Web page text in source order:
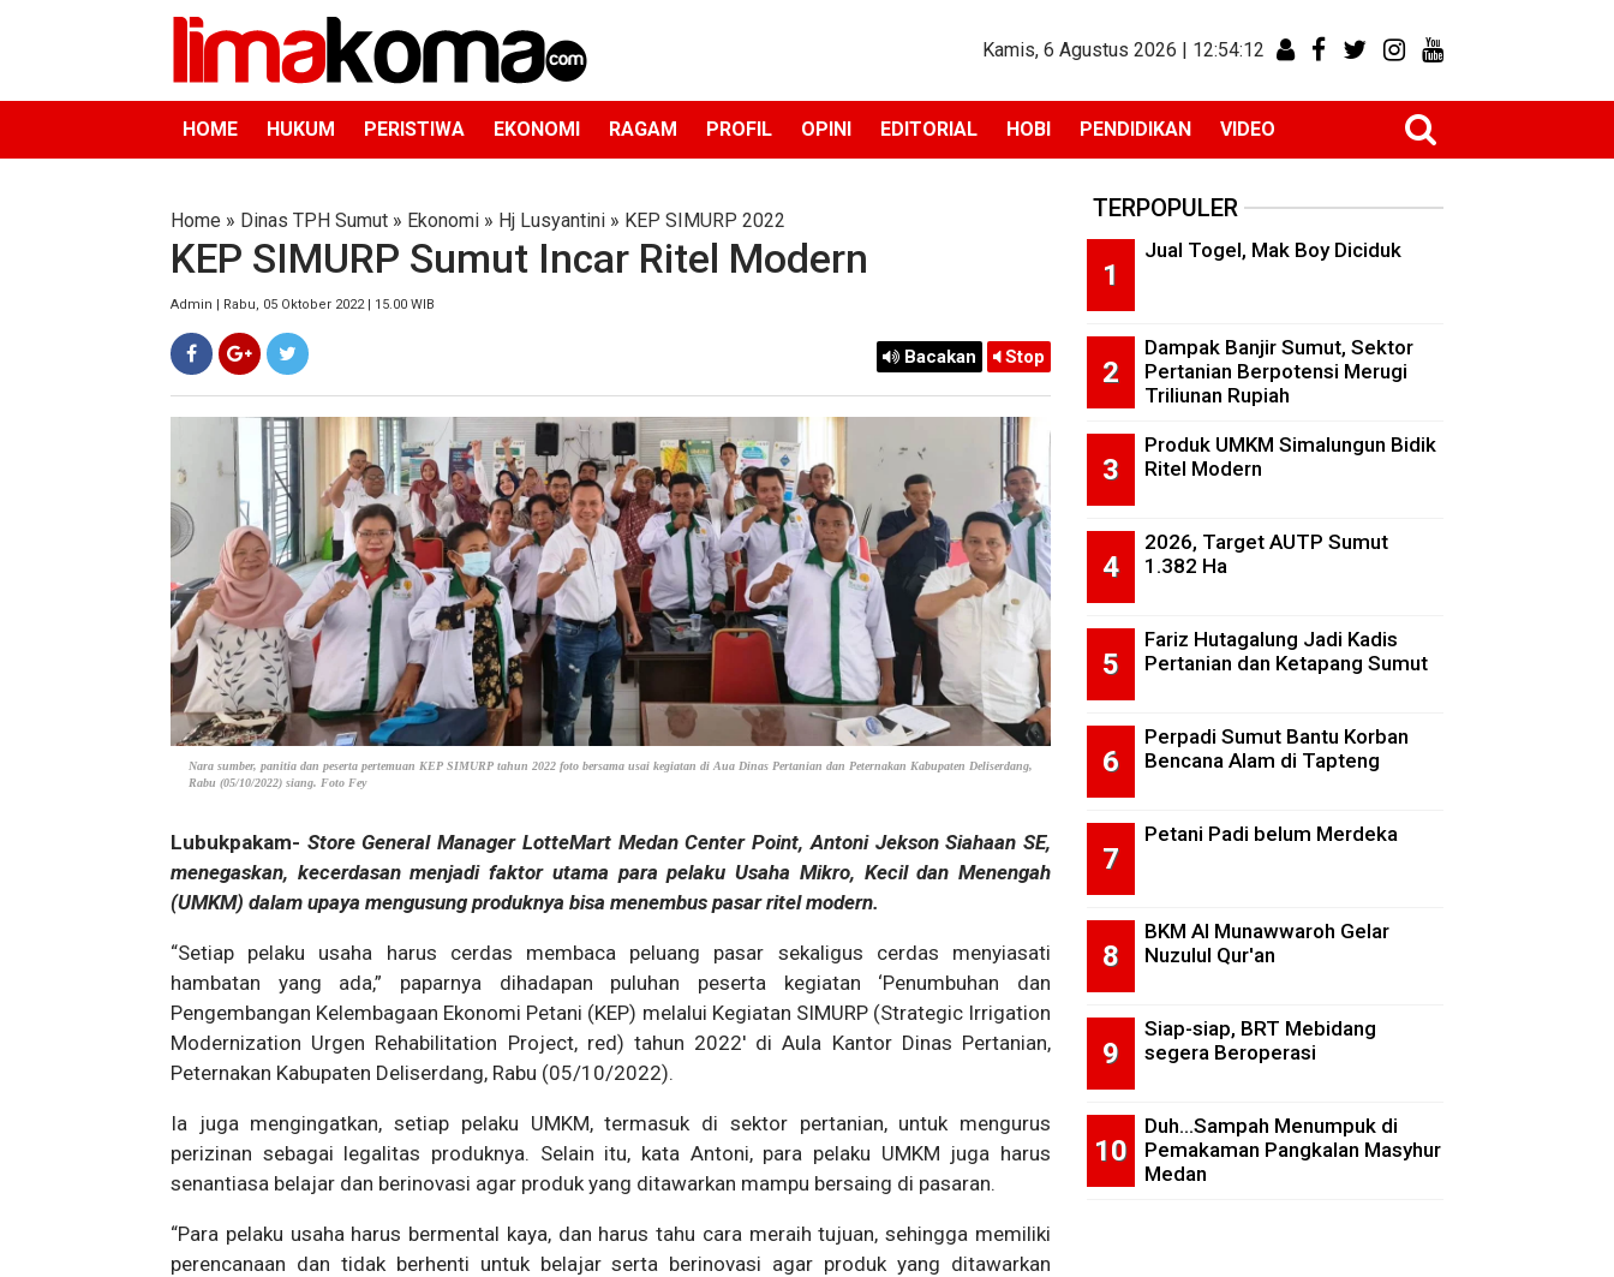
Kamis, 6 Agustus 2026 | 12:54:13
HOME HUKUM PERISTIWA EKONOMI RAGAM PROFIL OPINI EDITORIAL HOBI PENDIDIKAN VIDEO
Home » Dinas TPH Sumut » Ekonomi » Hj Lusyantini » KEP SIMURP 2022
KEP SIMURP Sumut Incar Ritel Modern
Admin | Rabu, 05 Oktober 2022 | 15.00 WIB
Bacakan Stop
Nara sumber, panitia dan peserta pertemuan KEP SIMURP tahun 2022 foto bersama usai kegiatan di Aua Dinas Pertanian dan Peternakan Kabupaten Deliserdang,
Rabu (05/10/2022) siang. Foto Fey
Lubukpakam- Store General Manager LotteMart Medan Center Point, Antoni Jekson Siahaan SE,
menegaskan, kecerdasan menjadi faktor utama para pelaku Usaha Mikro, Kecil dan Menengah
(UMKM) dalam upaya mengusung produknya bisa menembus pasar ritel modern.
“Setiap pelaku usaha harus cerdas membaca peluang pasar sekaligus cerdas menyiasati
hambatan yang ada,” paparnya dihadapan puluhan peserta kegiatan ‘Penumbuhan dan
Pengembangan Kelembagaan Ekonomi Petani (KEP) melalui Kegiatan SIMURP (Strategic Irrigation
Modernization Urgen Rehabilitation Project, red) tahun 2022' di Aula Kantor Dinas Pertanian,
Peternakan Kabupaten Deliserdang, Rabu (05/10/2022).
Ia juga mengingatkan, setiap pelaku UMKM, termasuk di sektor pertanian, untuk mengurus
perizinan sebagai legalitas produknya. Selain itu, kata Antoni, para pelaku UMKM juga harus
senantiasa belajar dan berinovasi agar produk yang ditawarkan mampu bersaing di pasaran.
“Para pelaku usaha harus bermental kaya, dan harus tahu cara meraih tujuan, sehingga memiliki
perencanaan dan tidak berhenti untuk belajar serta berinovasi agar produk yang ditawarkan
TERPOPULER
Jual Togel, Mak Boy Diciduk
Dampak Banjir Sumut, Sektor
Pertanian Berpotensi Merugi
Triliunan Rupiah
Produk UMKM Simalungun Bidik
Ritel Modern
2026, Target AUTP Sumut
1.382 Ha
Fariz Hutagalung Jadi Kadis
Pertanian dan Ketapang Sumut
Perpadi Sumut Bantu Korban
Bencana Alam di Tapteng
Petani Padi belum Merdeka
BKM Al Munawwaroh Gelar
Nuzulul Qur'an
Siap-siap, BRT Mebidang
segera Beroperasi
Duh...Sampah Menumpuk di
Pemakaman Pangkalan Masyhur
Medan